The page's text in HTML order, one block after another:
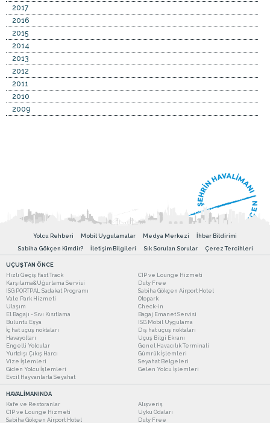
2017
2016
2015
2014
2013
2012
2011
2010
2009
Yolcu Rehberi Mobil Uygulamalar Medya Merkezi
İhbar Bildirimi
Sabiha Gökçen Kimdir?
İletişim Bilgileri Sık Sorulan Sorular Çerez Tercihleri
UÇUŞTAN ÖNCE
Hızlı Geçiş Fast Track
CIP ve Lounge Hizmeti
Karşılama&Uğurlama Servisi
Duty Free
ISG PORTPAL Sadakat Programı
Sabiha Gökçen Airport Hotel
Vale Park Hizmeti
Otopark
Ulaşım
Check-in
El Bagajı - Sıvı Kısıtlama
Bagaj Emanet Servisi
Buluntu Eşya
ISG Mobil Uygulama
İç hat uçuş noktaları
Dış hat uçuş noktaları
Havayolları
Uçuş Bilgi Ekranı
Engelli Yolcular
Genel Havacılık Terminali
Yurtdışı Çıkış Harcı
Gümrük İşlemleri
Vize İşlemleri
Seyahat Belgeleri
Giden Yolcu İşlemleri
Gelen Yolcu İşlemleri
Evcil Hayvanlarla Seyahat
HAVALİMANINDA
Kafe ve Restoranlar
Alışveriş
CIP ve Lounge Hizmeti
Uyku Odaları
Sabiha Gökçen Airport Hotel
Duty Free